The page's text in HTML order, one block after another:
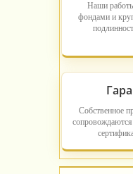
Наши
фондами и
Собственное